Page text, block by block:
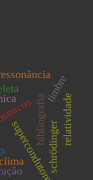
supercondutores
bibliografia
clima schrödinger
timbre
relatividade